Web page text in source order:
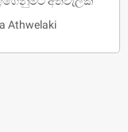
Athwelaki